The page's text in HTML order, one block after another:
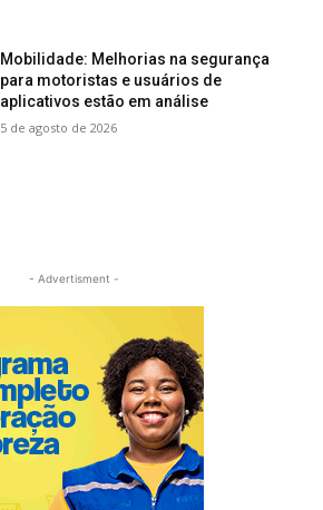
Mobilidade: Melhorias na segurança
para motoristas e usuários de
aplicativos estão em análise
5 de agosto de 2026
- Advertisment -